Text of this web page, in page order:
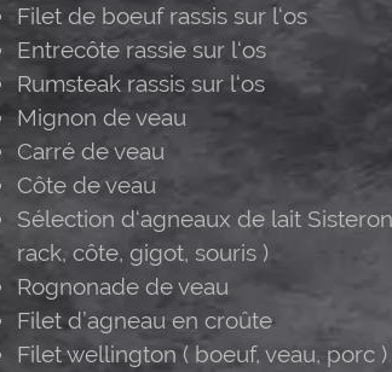
Filet de boeuf rassis sur l‘os
Entrecôte rassie sur l‘os
Rumsteak rassis sur l‘os
Mignon de veau
Carré de veau
Côte de veau
Sélection d‘agneaux de lait
rack, côte, gigot, souris )
Rognonade de veau
Filet d’agneau en croûte
Filet wellington ( boeuf, veau, porc )